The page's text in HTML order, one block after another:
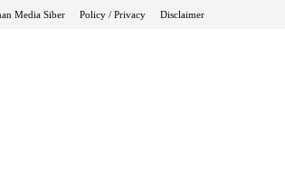
Media Siber Policy / Privacy Disclaimer